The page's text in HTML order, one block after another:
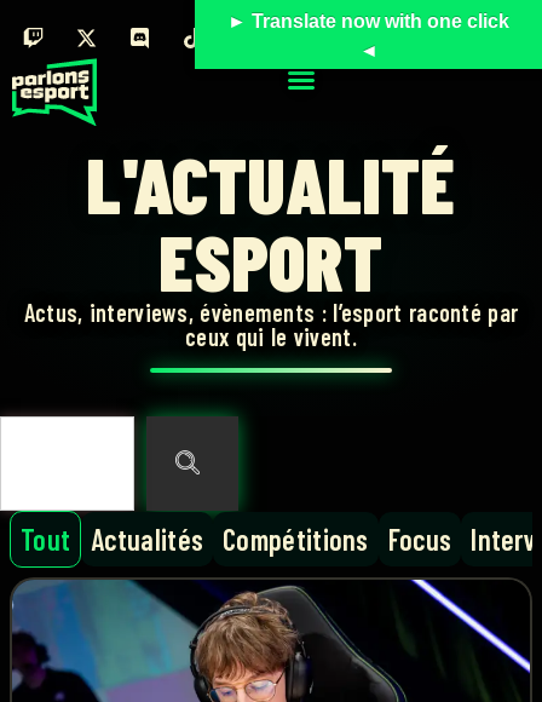
L'ACTUALITÉ
ESPORT
Actus, interviews, évènements : l’esport raconté par
ceux qui le vivent.
Actualités Compétitions Focus
Tout
► Translate now with one click
◄